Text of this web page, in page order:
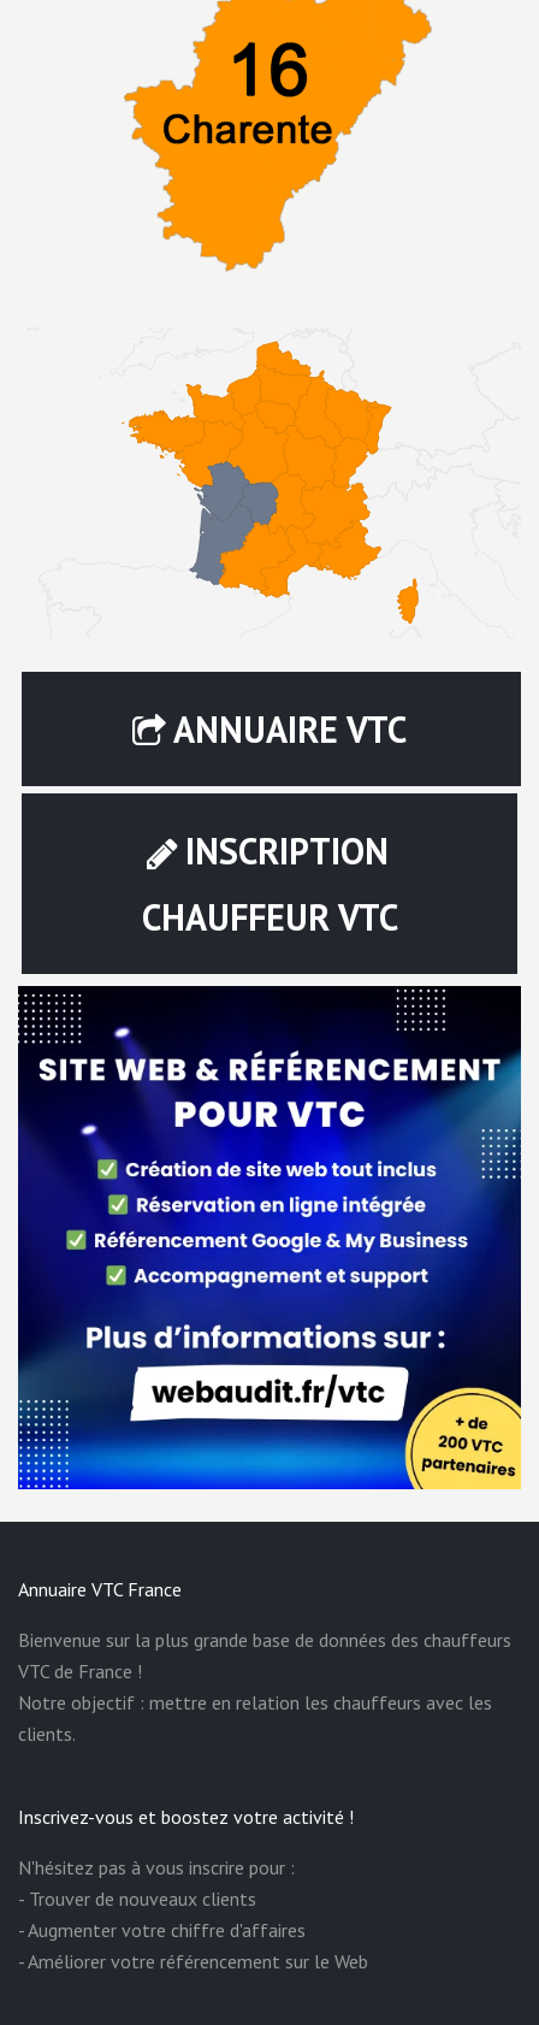
ANNUAIRE VTC
INSCRIPTION
CHAUFFEUR VTC
Annuaire VTC France
Bienvenue sur la plus grande base de données des chauffeurs
VTC de France !
Notre objectif : mettre en relation les chauffeurs avec les
clients.
Inscrivez-vous et boostez votre activité !
N'hésitez pas à vous inscrire pour :
- Trouver de nouveaux clients
- Augmenter votre chiffre d'affaires
- Améliorer votre référencement sur le Web